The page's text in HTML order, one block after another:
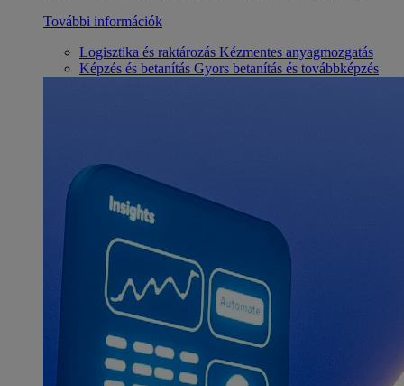
További információk
Logisztika és raktározás Kézmentes anyagmozgatás
Képzés és betanítás Gyors betanítás és továbbképzés